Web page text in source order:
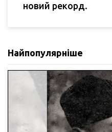
новий рекорд.
Найпопулярніше